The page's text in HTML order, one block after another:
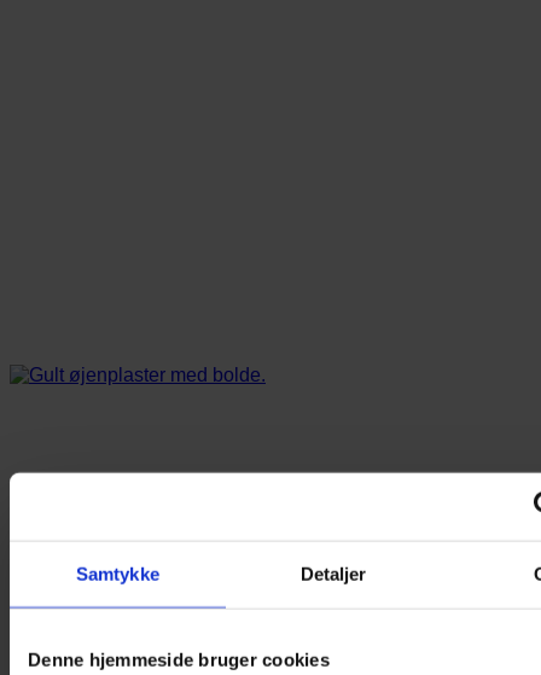
Samtykke Detaljer
Denne hjemmeside bruger cookies